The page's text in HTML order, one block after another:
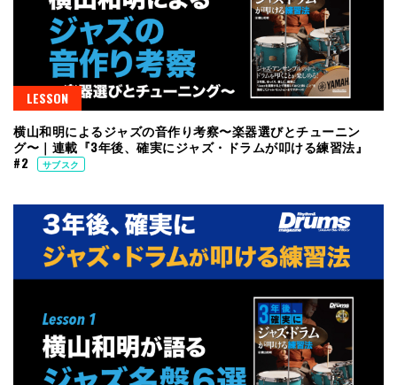
LESSON
横山和明によるジャズの音作り考察〜楽器選びとチューニン
グ〜｜連載『3年後、確実にジャズ・ドラムが叩ける練習法』
#2
サブスク